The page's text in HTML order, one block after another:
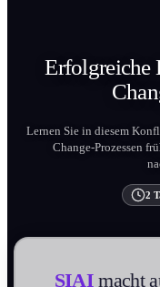
Lernen Sie in diesem
Change-Prozessen
2
SIAI macht